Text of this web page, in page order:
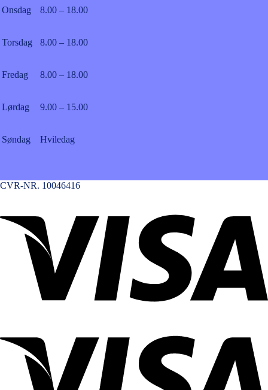
Onsdag 8.00 – 18.00
Torsdag 8.00 – 18.00
Fredag 8.00 – 18.00
Lørdag 9.00 – 15.00
Søndag Hviledag
CVR-NR. 10046416